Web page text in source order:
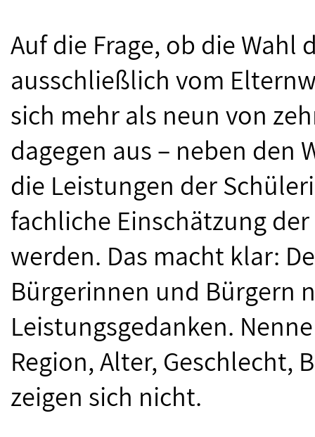
Auf die Frage, ob die
ausschließlich vom
sich mehr als neun von
dagegen aus – neben den
die Leistungen der
fachliche Einschätzung
werden. Das macht klar:
Bürgerinnen und Bürgern
Leistungsgedanken.
Region, Alter, Geschlecht,
zeigen sich nicht.